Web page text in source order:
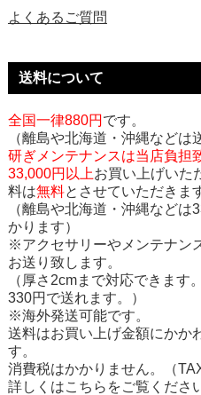
よくあるご質問
送料について
全国一律880円 です。
（離島や北海道・沖縄などは
研ぎメンテナンスは当店負担
33,000円以上お買い上げいた
料は無料とさせていただきま
（離島や北海道・沖縄など
かります）
※アクセサリーやメンテナン
お送り致します。
（厚さ2cmまで対応できます
330円で送れます。）
※海外発送可能です。
送料はお買い上げ金額にかか
す。
消費税はかかりません。（
詳しくはこちらをご覧くださ